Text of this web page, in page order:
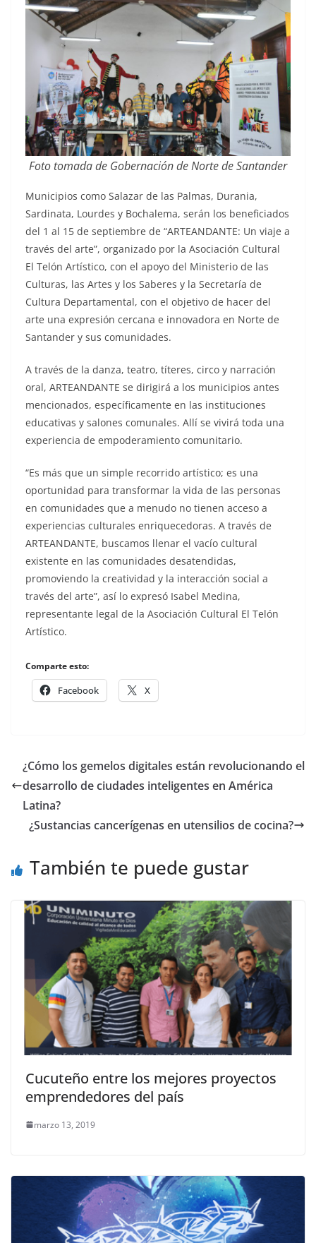
Foto tomada de Gobernación de Norte de Santander
Municipios como Salazar de las Palmas, Durania,
Sardinata, Lourdes y Bochalema, serán los beneficiados
del 1 al 15 de septiembre de “ARTEANDANTE: Un viaje a
través del arte”, organizado por la Asociación Cultural
El Telón Artístico, con el apoyo del Ministerio de las
Culturas, las Artes y los Saberes y la Secretaría de
Cultura Departamental, con el objetivo de hacer del
arte una expresión cercana e innovadora en Norte de
Santander y sus comunidades.
A través de la danza, teatro, títeres, circo y narración
oral, ARTEANDANTE se dirigirá a los municipios antes
mencionados, específicamente en las instituciones
educativas y salones comunales. Allí se vivirá toda una
experiencia de empoderamiento comunitario.
“Es más que un simple recorrido artístico; es una
oportunidad para transformar la vida de las personas
en comunidades que a menudo no tienen acceso a
experiencias culturales enriquecedoras. A través de
ARTEANDANTE, buscamos llenar el vacío cultural
existente en las comunidades desatendidas,
promoviendo la creatividad y la interacción social a
través del arte”, así lo expresó Isabel Medina,
representante legal de la Asociación Cultural El Telón
Artístico.
Comparte esto:
Facebook X
¿Cómo los gemelos digitales están revolucionando el
desarrollo de ciudades inteligentes en América
Latina?
¿Sustancias cancerígenas en utensilios de cocina?
También te puede gustar
Cucuteño entre los mejores proyectos
emprendedores del país
marzo 13, 2019